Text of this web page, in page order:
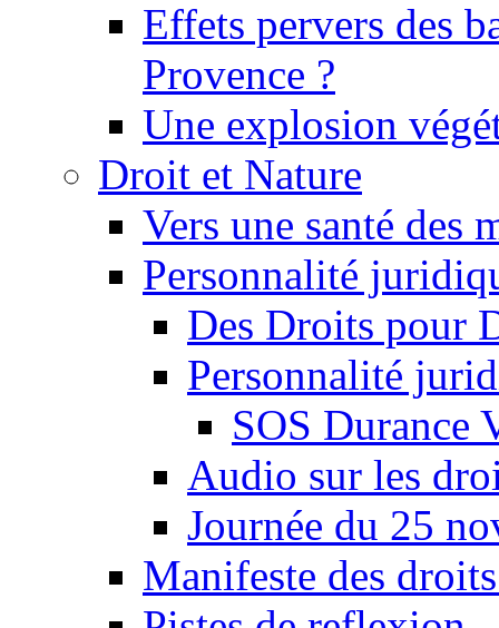
Effets pervers des
Provence ?
Une explosion
Droit et Nature
Vers une santé des
Personnalité
Des Droits pour
Personnalité
SOS Durance
Audio sur les
Journée du 25
Manifeste des